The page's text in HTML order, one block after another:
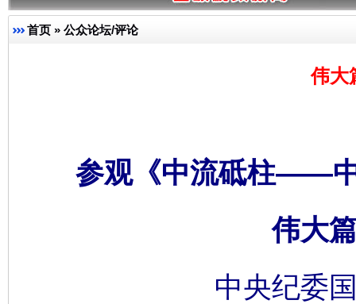
首页 » 公众论坛/评论
伟大
参观《中流砥柱——
伟大
中央纪委